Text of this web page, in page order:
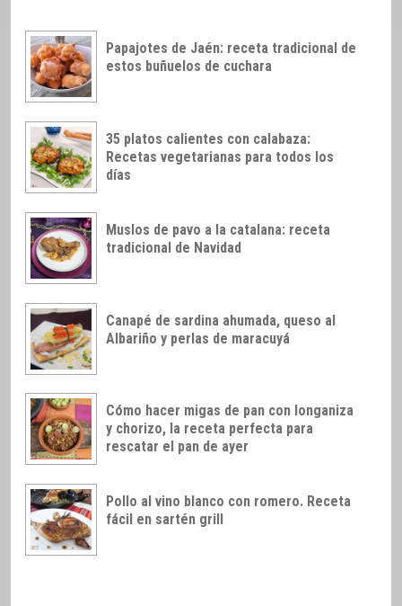
Papajotes de Jaén: receta tradicional de
estos buñuelos de cuchara
35 platos calientes con calabaza:
Recetas vegetarianas para todos los
días
Muslos de pavo a la catalana: receta
tradicional de Navidad
Canapé de sardina ahumada, queso al
Albariño y perlas de maracuyá
Cómo hacer migas de pan con longaniza
y chorizo, la receta perfecta para
rescatar el pan de ayer
Pollo al vino blanco con romero. Receta
fácil en sartén grill